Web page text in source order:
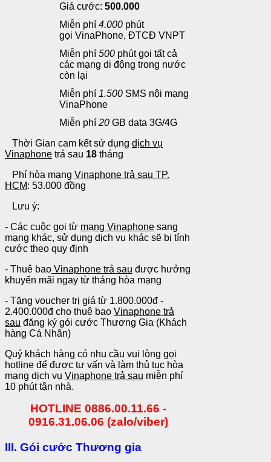
Giá cước: 500.000
Miễn phí 4.000 phút
gọi VinaPhone, ĐTCĐ VNPT
Miễn phí 500 phút gọi tất cả
các mạng di động trong nước
còn lại
Miễn phí 1.500 SMS nội mạng
VinaPhone
Miễn phí 20 GB data 3G/4G
Thời Gian cam kết sử dụng dịch vụ
Vinaphone trả sau 18 tháng
Phí hòa mạng Vinaphone trả sau TP.
HCM: 53.000 đồng
Lưu ý:
- Các cuộc gọi từ mạng Vinaphone sang
mạng khác, sử dụng dịch vụ khác sẽ bị tính
cước theo quy định
- Thuê bao Vinaphone trả sau được hưởng
khuyến mãi ngay từ tháng hòa mạng
- Tặng voucher trị giá từ 1.800.000đ -
2.400.000đ cho thuê bao Vinaphone trả
sau đăng ký gói cước Thương Gia (Khách
hàng Cá Nhân)
Quý khách hàng có nhu cầu vui lòng gọi
hotline để được tư vấn và làm thủ tục hòa
mạng dịch vụ Vinaphone trả sau miễn phí
10 phút tận nhà.
HOTLINE 0886.00.11.66 -
0916.31.06.06 (zalo/viber)
III. Gói cước Thương gia